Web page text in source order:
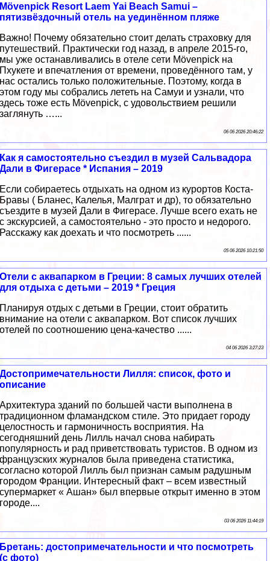
Mövenpick Resort Laem Yai Beach Samui –
пятизвёздочный отель на уединённом пляже
Важно! Почему обязательно стоит делать страховку для
путешествий. Практически год назад, в апреле 2015-го,
мы уже останавливались в отеле сети Mövenpick на
Пхукете и впечатления от времени, проведённого там, у
нас остались только положительные. Поэтому, когда в
этом году мы собрались лететь на Самуи и узнали, что
здесь тоже есть Mövenpick, с удовольствием решили
заглянуть …...
06 06 2026 20:46:22
Как я самостоятельно съездил в музей Сальвадора
Дали в Фигерасе * Испания – 2019
Если собираетесь отдыхать на одном из курортов Коста-
Бравы ( Бланес, Калелья, Малграт и др), то обязательно
съездите в музей Дали в Фигерасе. Лучше всего ехать не
с экскурсией, а самостоятельно - это просто и недорого.
Расскажу как доехать и что посмотреть ......
05 06 2026 10:21:50
Отели с аквапарком в Греции: 8 самых лучших отелей
для отдыха с детьми – 2019 * Греция
Планируя отдых с детьми в Греции, стоит обратить
внимание на отели с аквапарком. Вот список лучших
отелей по соотношению цена-качество ......
04 06 2026 3:27:23
Достопримечательности Лилля: список, фото и
описание
Архитектура зданий по большей части выполнена в
традиционном фламандском стиле. Это придает городу
целостность и гармоничность восприятия. На
сегодняшний день Лилль начал снова набирать
популярность и рад приветствовать туристов. В одном из
французских журналов была приведена статистика,
согласно которой Лилль был признан самым радушным
городом Франции. Интересный факт – всем известный
супермаркет « Ашан» был впервые открыт именно в этом
городе....
03 06 2026 11:44:19
Бретань: достопримечательности и что посмотреть
(с фото)